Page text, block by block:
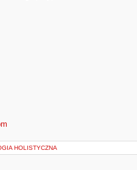
HOLISTYCZNA